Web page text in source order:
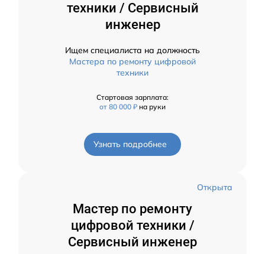
техники / Сервисный
инженер
Ищем специалиста на должность
Мастера по ремонту цифровой
техники
Стартовая зарплата:
от 80 000 ₽ на руки
Узнать подробнее
Открыта
Мастер по ремонту
цифровой техники /
Сервисный инженер